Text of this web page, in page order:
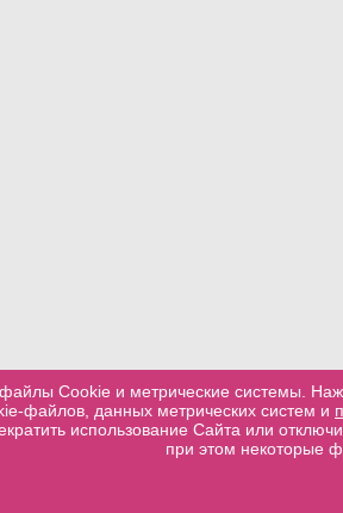
Cookie и метрические системы.
файлов, данных метрических систем и
использование Сайта или
при этом некоторые